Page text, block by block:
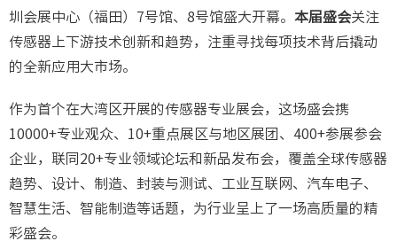
圳会展中心（福田）7号馆、8号馆盛大开幕。 本届盛会关注
传感器上下游技术创新和趋势，注重寻找每项技术背后撬动
的全新应用大市场。
作为首个在大湾区开展的传感器专业展会，这场盛会携
10000+专业观众、10+重点展区与地区展团、400+参展参会
企业，联同20+专业领域论坛和新品发布会，覆盖全球传感器
趋势、设计、制造、封装与测试、工业互联网、汽车电子、
智慧生活、智能制造等话题，为行业呈上了一场高质量的精
彩盛会。